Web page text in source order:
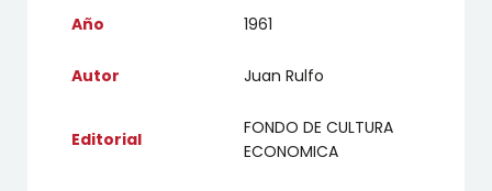
Año 1961
Autor Juan Rulfo
Editorial
FONDO DE CULTURA
ECONOMICA